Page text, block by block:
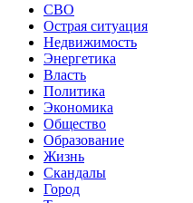
СВО
Острая ситуация
Недвижимость
Энергетика
Власть
Политика
Экономика
Общество
Образование
Жизнь
Скандалы
Город